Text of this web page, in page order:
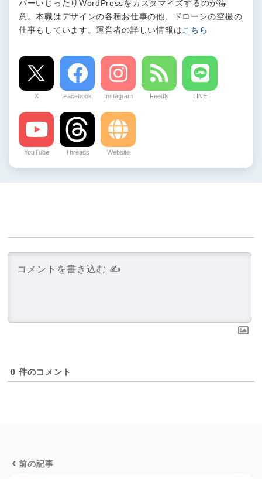
バーいじったりWordPressをカスタマイズするのが得
意。本職はデザインの各種お仕事の他、ドローンの空撮の
仕事もしています。運営者の詳しい情報は こちら
X Facebook Instagram Feedly LINE
YouTube Threads Website
0 件のコメント
前の記事